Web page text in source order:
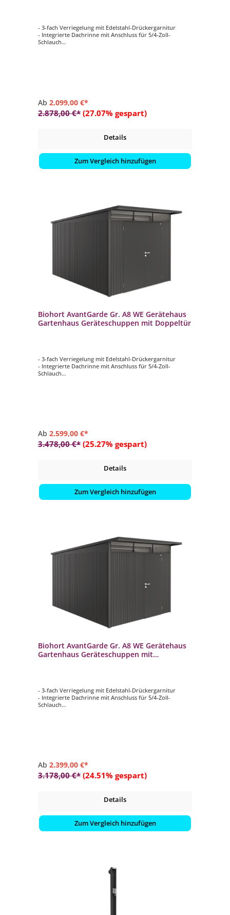
- 3-fach Verriegelung mit Edelstahl-Drückergarnitur
- Integrierte Dachrinne mit Anschluss für 5/4-Zoll-
Schlauch
Ab 2.099,00 €*
2.878,00 €* (27.07% gespart)
Details
Zum Vergleich hinzufügen
Biohort AvantGarde Gr. A8 WE Gerätehaus
Gartenhaus Geräteschuppen mit Doppeltür
- 3-fach Verriegelung mit Edelstahl-Drückergarnitur
- Integrierte Dachrinne mit Anschluss für 5/4-Zoll-
Schlauch
Ab 2.599,00 €*
3.478,00 €* (25.27% gespart)
Details
Zum Vergleich hinzufügen
Biohort AvantGarde Gr. A8 WE Gerätehaus
Gartenhaus Geräteschuppen mit
- 3-fach Verriegelung mit Edelstahl-Drückergarnitur
- Integrierte Dachrinne mit Anschluss für 5/4-Zoll-
Schlauch
Ab 2.399,00 €*
3.178,00 €* (24.51% gespart)
Details
Zum Vergleich hinzufügen